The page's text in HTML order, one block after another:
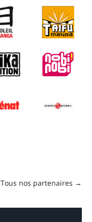
Tous nos partenaires →